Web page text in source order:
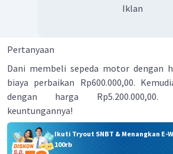
Iklan
Pertanyaan
Dani membeli sepeda motor dengan
biaya perbaikan Rp600.000,00.
dengan harga
keuntungannya!
Ikuti Tryout SNBT & Menangkan E-
100rb